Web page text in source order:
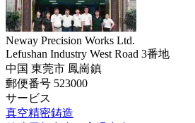
Neway Precision Works Ltd.
Lefushan Industry West Road 3番地
中国 東莞市 鳳崗鎮
郵便番号 523000
サービス
真空精密鋳造